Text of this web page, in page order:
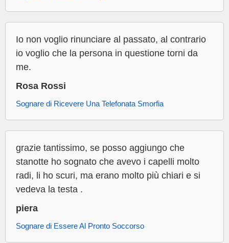
Io non voglio rinunciare al passato, al contrario
io voglio che la persona in questione torni da
me.
Rosa Rossi
Sognare di Ricevere Una Telefonata Smorfia
grazie tantissimo, se posso aggiungo che
stanotte ho sognato che avevo i capelli molto
radi, li ho scuri, ma erano molto più chiari e si
vedeva la testa .
piera
Sognare di Essere Al Pronto Soccorso